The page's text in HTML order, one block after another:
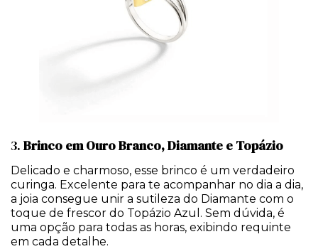
3. Brinco em Ouro Branco, Diamante e Topázio
Delicado e charmoso, esse brinco é um verdadeiro
curinga. Excelente para te acompanhar no dia a dia,
a joia consegue unir a sutileza do Diamante com o
toque de frescor do Topázio Azul. Sem dúvida, é
uma opção para todas as horas, exibindo requinte
em cada detalhe.